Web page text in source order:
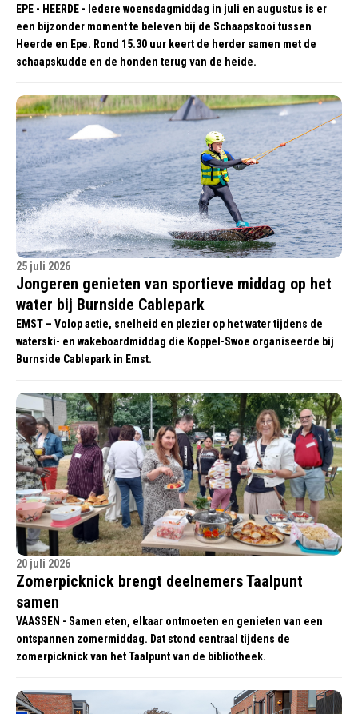
EPE - HEERDE - Iedere woensdagmiddag in juli en augustus is er
een bijzonder moment te beleven bij de Schaapskooi tussen
Heerde en Epe. Rond 15.30 uur keert de herder samen met de
schaapskudde en de honden terug van de heide.
25 juli 2026
Jongeren genieten van sportieve middag op het
water bij Burnside Cablepark
EMST – Volop actie, snelheid en plezier op het water tijdens de
waterski- en wakeboardmiddag die Koppel-Swoe organiseerde bij
Burnside Cablepark in Emst.
20 juli 2026
Zomerpicknick brengt deelnemers Taalpunt
samen
VAASSEN - Samen eten, elkaar ontmoeten en genieten van een
ontspannen zomermiddag. Dat stond centraal tijdens de
zomerpicknick van het Taalpunt van de bibliotheek.